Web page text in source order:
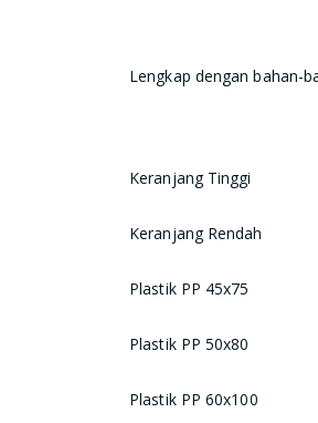
Lengkap dengan bahan-
Keranjang Tinggi
Keranjang Rendah
Plastik PP 45x75
Plastik PP 50x80
Plastik PP 60x100